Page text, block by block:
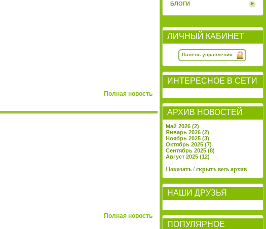
Полная новость
Полная новость
БЛОГИ
ЛИЧНЫЙ КАБИНЕТ
Панель управления
ИНТЕРЕСНОЕ В СЕТИ
АРХИВ НОВОСТЕЙ
Май 2026 (2)
Январь 2026 (2)
Ноябрь 2025 (3)
Октябрь 2025 (7)
Сентябрь 2025 (8)
Август 2025 (12)
Показать / скрыть весь архив
НАШИ ДРУЗЬЯ
ПОПУЛЯРНОЕ